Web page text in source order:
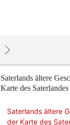
Saterlands ältere
Karte des
Saterlands ältere
der Karte des